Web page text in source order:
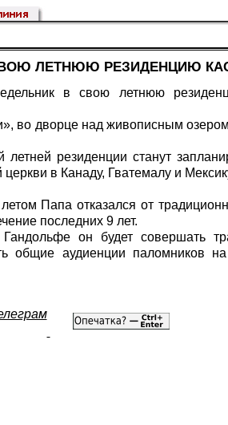
ЛЕТНЮЮ РЕЗИДЕНЦИЮ
в свою летнюю
во дворце над живописным
резиденции станут
церкви в Канаду, Гватемалу и
Папа отказался от
последних 9 лет.
он будет совершать
общие аудиенции паломников